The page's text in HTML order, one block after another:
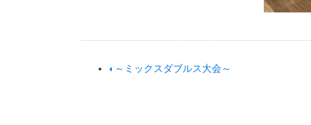
～ミックスダブルス大会～